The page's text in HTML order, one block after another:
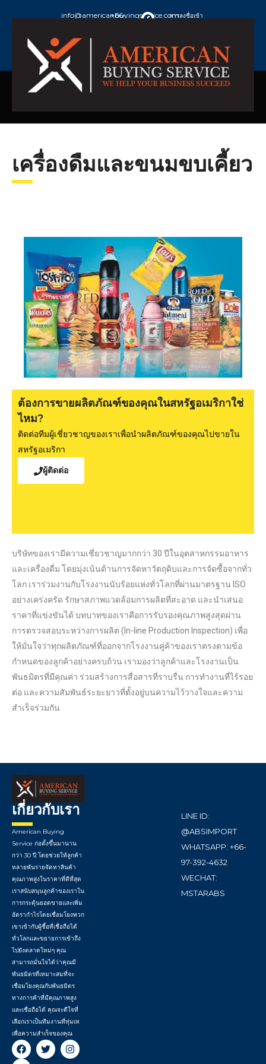
info@americanbuyingservice.com
+66-
การลงชื่อเข้า
เครื่องดืมและขนมขบเคี้ยว
ต้องการขายผลิตภัณฑ์ของคุณในสหรัฐอเมริกาใช่
ไหม?
ติดต่อทีมผู้เชี่ยวชาญของเราเพื่อนำผลิตภัณฑ์ของคุณไปขายใน
สหรัฐอเมริกา
ผู้ติดต่อ
บริษัทของเรามีความเชี่ยวชาญมากกว่า 30 ปีในอุตสาหกรรมอาหาร
และเครื่องดื่ม โดยมุ่งเน้นด้านการจัดหาวัตถุดิบและการจัดซื้อจากทั่ว
โลก เราร่วมงานกับโรงงานนับร้อยแห่งทั่วโลกที่ผ่านมาตรฐาน ISO
อย่างเคร่งครัด รักษาสภาพแวดล้อมการผลิตที่สะอาด และนำเสนอ
ราคาที่แข่งขันได้ บทบาทของเราคือการรับรองคุณภาพสูงสุดผ่าน
การตรวจสอบระหว่างการผลิต (In-line Production Inspection) เพื่อ
ให้มั่นใจว่าทุกผลิตภัณฑ์ที่ออกจากโรงงานคู่ค้าของเราตรงตามข้อ
กำหนดของลูกค้าอย่างครบถ้วน เรามองว่าลูกค้าและโรงงานเป็น
พันธมิตรที่มีคุณค่า ร่วมสร้างการสื่อสารที่ราบรื่น การทำงานที่ไร้รอย
ต่อ และความสัมพันธ์ระยะยาวที่ตั้งอยู่บนความไว้วางใจและความ
สำเร็จร่วมกัน
เกี่ยวกับเรา
American Buying
Service ก่อตั้งขึ้นมานาน
กว่า 30 ปี โดยช่วยให้ลูกค้า
หลายพันรายจัดหาสินค้า
คุณภาพสูงในราคาที่ดีที่สุด
เราสนับสนุนลูกค้าของเราใน
การกระตุ้นยอดขายและเพิ่ม
อัตรากำไรโดยเชื่อมโยงพวก
เขาเข้ากับผู้ซื้อที่เชื่อถือได้
ทั่วโลกและขยายการเข้าถึง
ไปยังตลาดใหม่ๆ คุณ
สามารถมั่นใจได้ว่าคุณมี
พันธมิตรที่เหมาะสมที่จะ
เชื่อมโยงคุณกับพันธมิตร
ทางการค้าที่มีคุณภาพสูง
และเชื่อถือได้ คุณจะดีใจที่
เลือกเราเป็นทีมงานที่ทุ่มเท
เพื่อความสำเร็จของคุณ
LINE ID:
@ABSIMPORT
WHATSAPP: +66-
97-392-4632
WECHAT:
MSTARABS